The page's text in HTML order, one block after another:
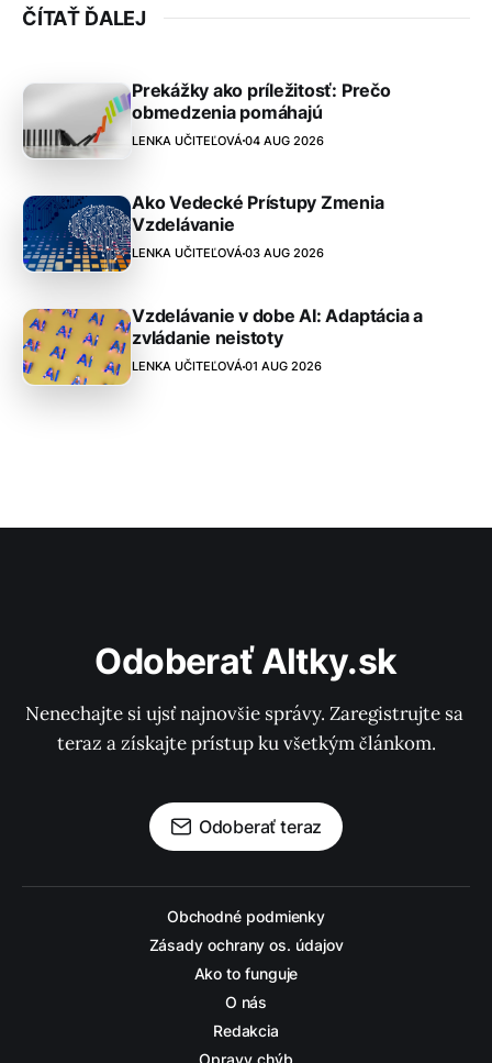
ČÍTAŤ ĎALEJ
Prekážky ako príležitosť: Prečo
obmedzenia pomáhajú
LENKA UČITEĽOVÁ04 AUG 2026
Ako Vedecké Prístupy Zmenia
Vzdelávanie
LENKA UČITEĽOVÁ03 AUG 2026
Vzdelávanie v dobe AI: Adaptácia a
zvládanie neistoty
LENKA UČITEĽOVÁ01 AUG 2026
Odoberať Altky.sk
Nenechajte si ujsť najnovšie správy. Zaregistrujte sa
teraz a získajte prístup ku všetkým článkom.
Odoberať teraz
Obchodné podmienky
Zásady ochrany os. údajov
Ako to funguje
O nás
Redakcia
Opravy chýb